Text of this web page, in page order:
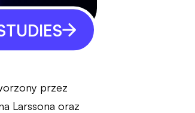
przez
Larssona oraz